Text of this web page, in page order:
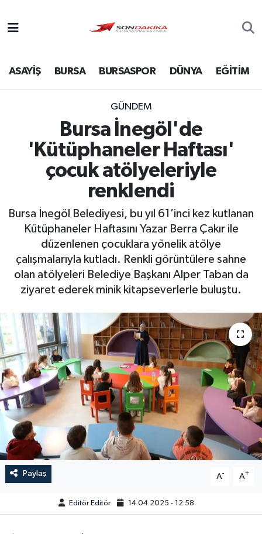
ASAYİŞ BURSA BURSASPOR DÜNYA EĞİTİM
GÜNDEM
Bursa İnegöl'de
'Kütüphaneler Haftası'
çocuk atölyeleriyle
renklendi
Bursa İnegöl Belediyesi, bu yıl 61’inci kez kutlanan
Kütüphaneler Haftasını Yazar Berra Çakır ile
düzenlenen çocuklara yönelik atölye
çalışmalarıyla kutladı. Renkli görüntülere sahne
olan atölyeleri Belediye Başkanı Alper Taban da
ziyaret ederek minik kitapseverlerle buluştu.
Paylaş A- A+
Editör Editör 14.04.2025 - 12:58
Bursa
Ekonomi
Gündem
Magazin
Sağlık
Siyaset
Spor
Türkiye
Video Galeri